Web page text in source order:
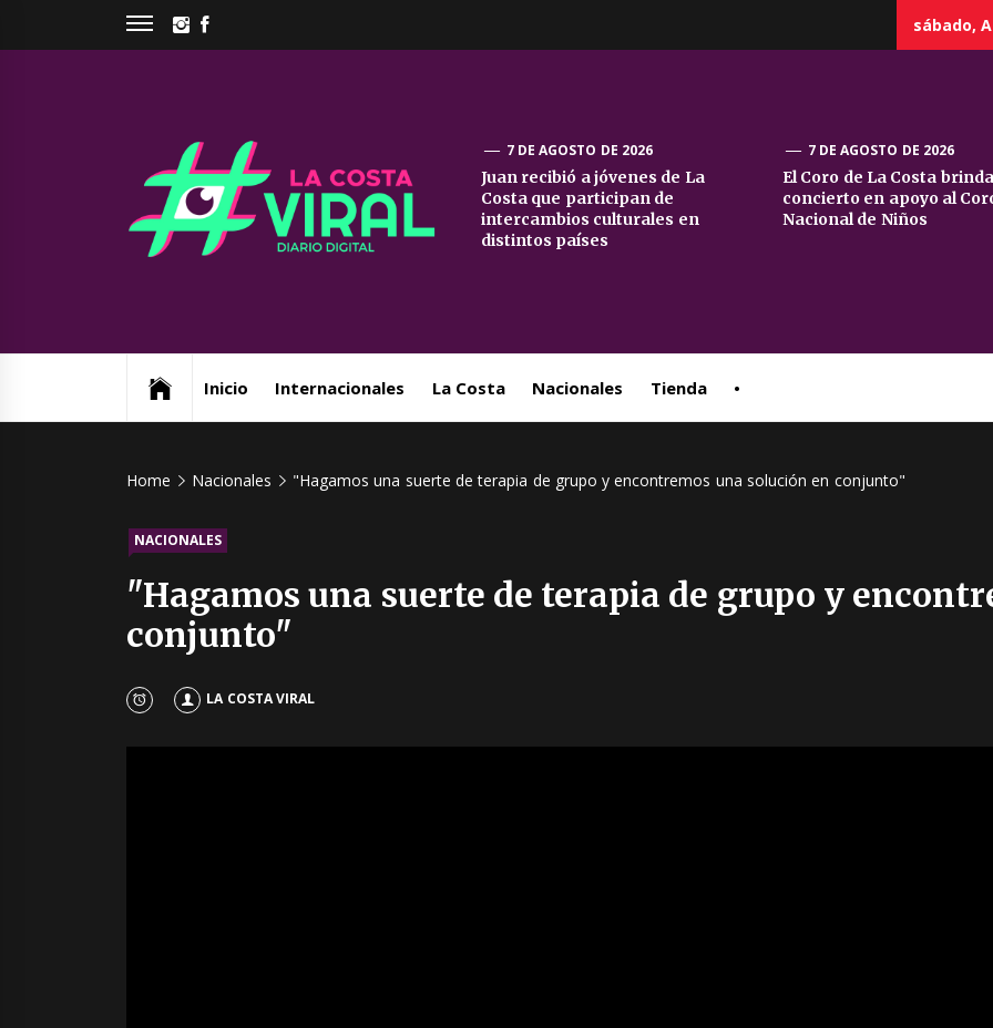
INSTAGRAM
sábado,
La
Costa
7 DE AGOSTO DE 2026
Juan recibió a jóvenes de La
Costa que participan de
intercambios culturales en
distintos países
7 DE AGOSTO DE 2026
El Coro de La Costa
concierto en apoyo al
Nacional de Niños
Inicio Internacionales La Costa Nacionales Tienda •
Home Nacionales "Hagamos una suerte de terapia de grupo y encontremos una solución en conjunto"
NACIONALES
"Hagamos una suerte de terapia de grupo y
conjunto"
LA COSTA VIRAL